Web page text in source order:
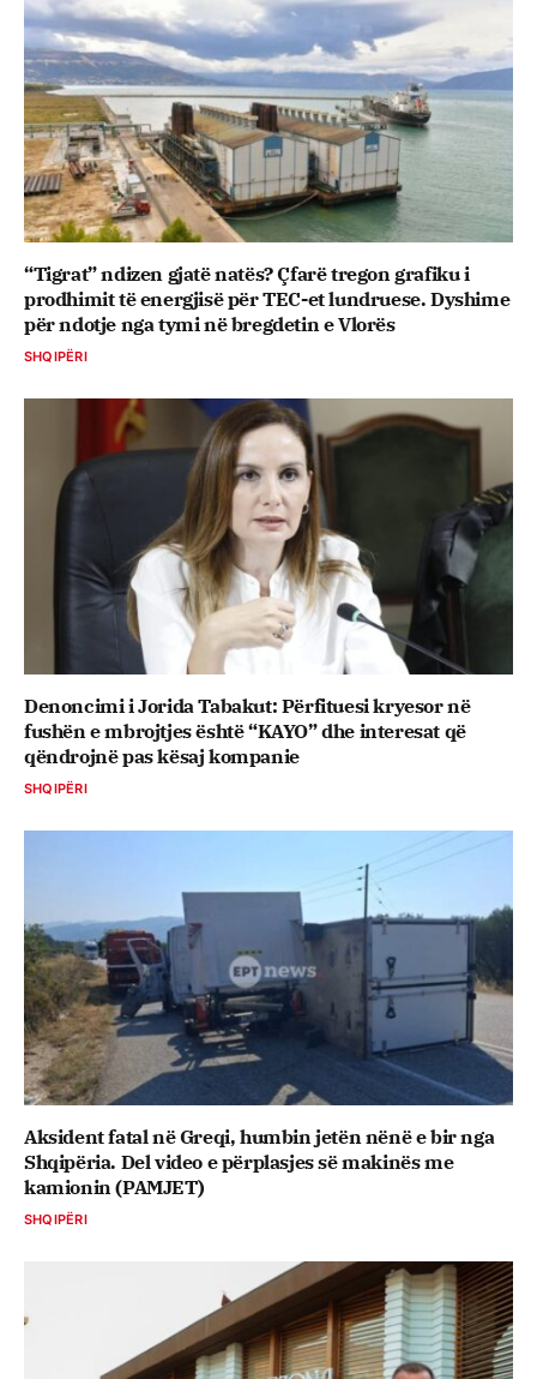
“Tigrat” ndizen gjatë natës? Çfarë tregon grafiku i
prodhimit të energjisë për TEC-et lundruese. Dyshime
për ndotje nga tymi në bregdetin e Vlorës
SHQIPËRI
Denoncimi i Jorida Tabakut: Përfituesi kryesor në
fushën e mbrojtjes është “KAYO” dhe interesat që
qëndrojnë pas kësaj kompanie
SHQIPËRI
Aksident fatal në Greqi, humbin jetën nënë e bir nga
Shqipëria. Del video e përplasjes së makinës me
kamionin (PAMJET)
SHQIPËRI